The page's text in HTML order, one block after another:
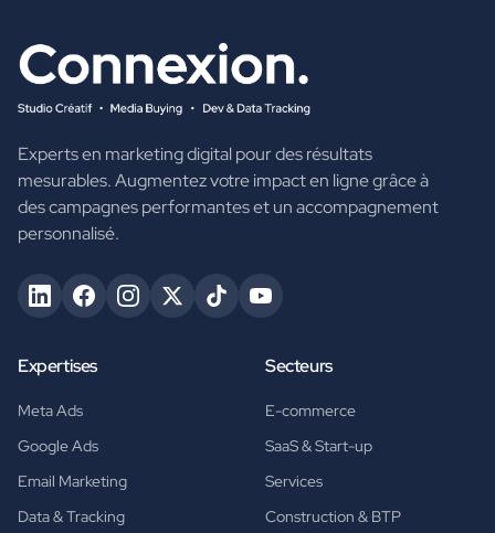
Experts en marketing digital pour des résultats
mesurables. Augmentez votre impact en ligne grâce à
des campagnes performantes et un accompagnement
personnalisé.
Expertises
Meta Ads
Google Ads
Email Marketing
Data & Tracking
Secteurs
E-commerce
SaaS & Start-up
Services
Construction & BTP